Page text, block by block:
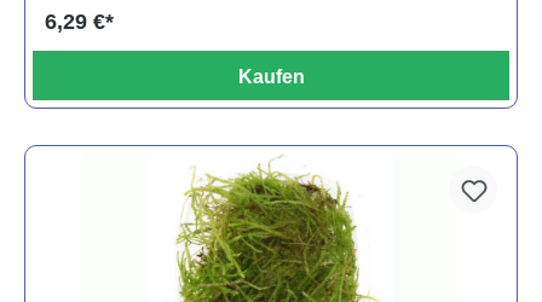
6,29 €*
Kaufen